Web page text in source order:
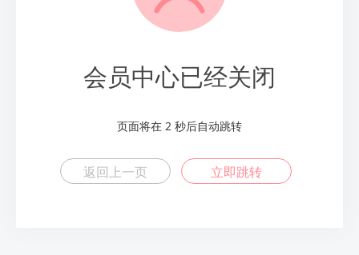
会员中心已经关闭
页面将在 2 秒后自动跳转
返回上一页 立即跳转